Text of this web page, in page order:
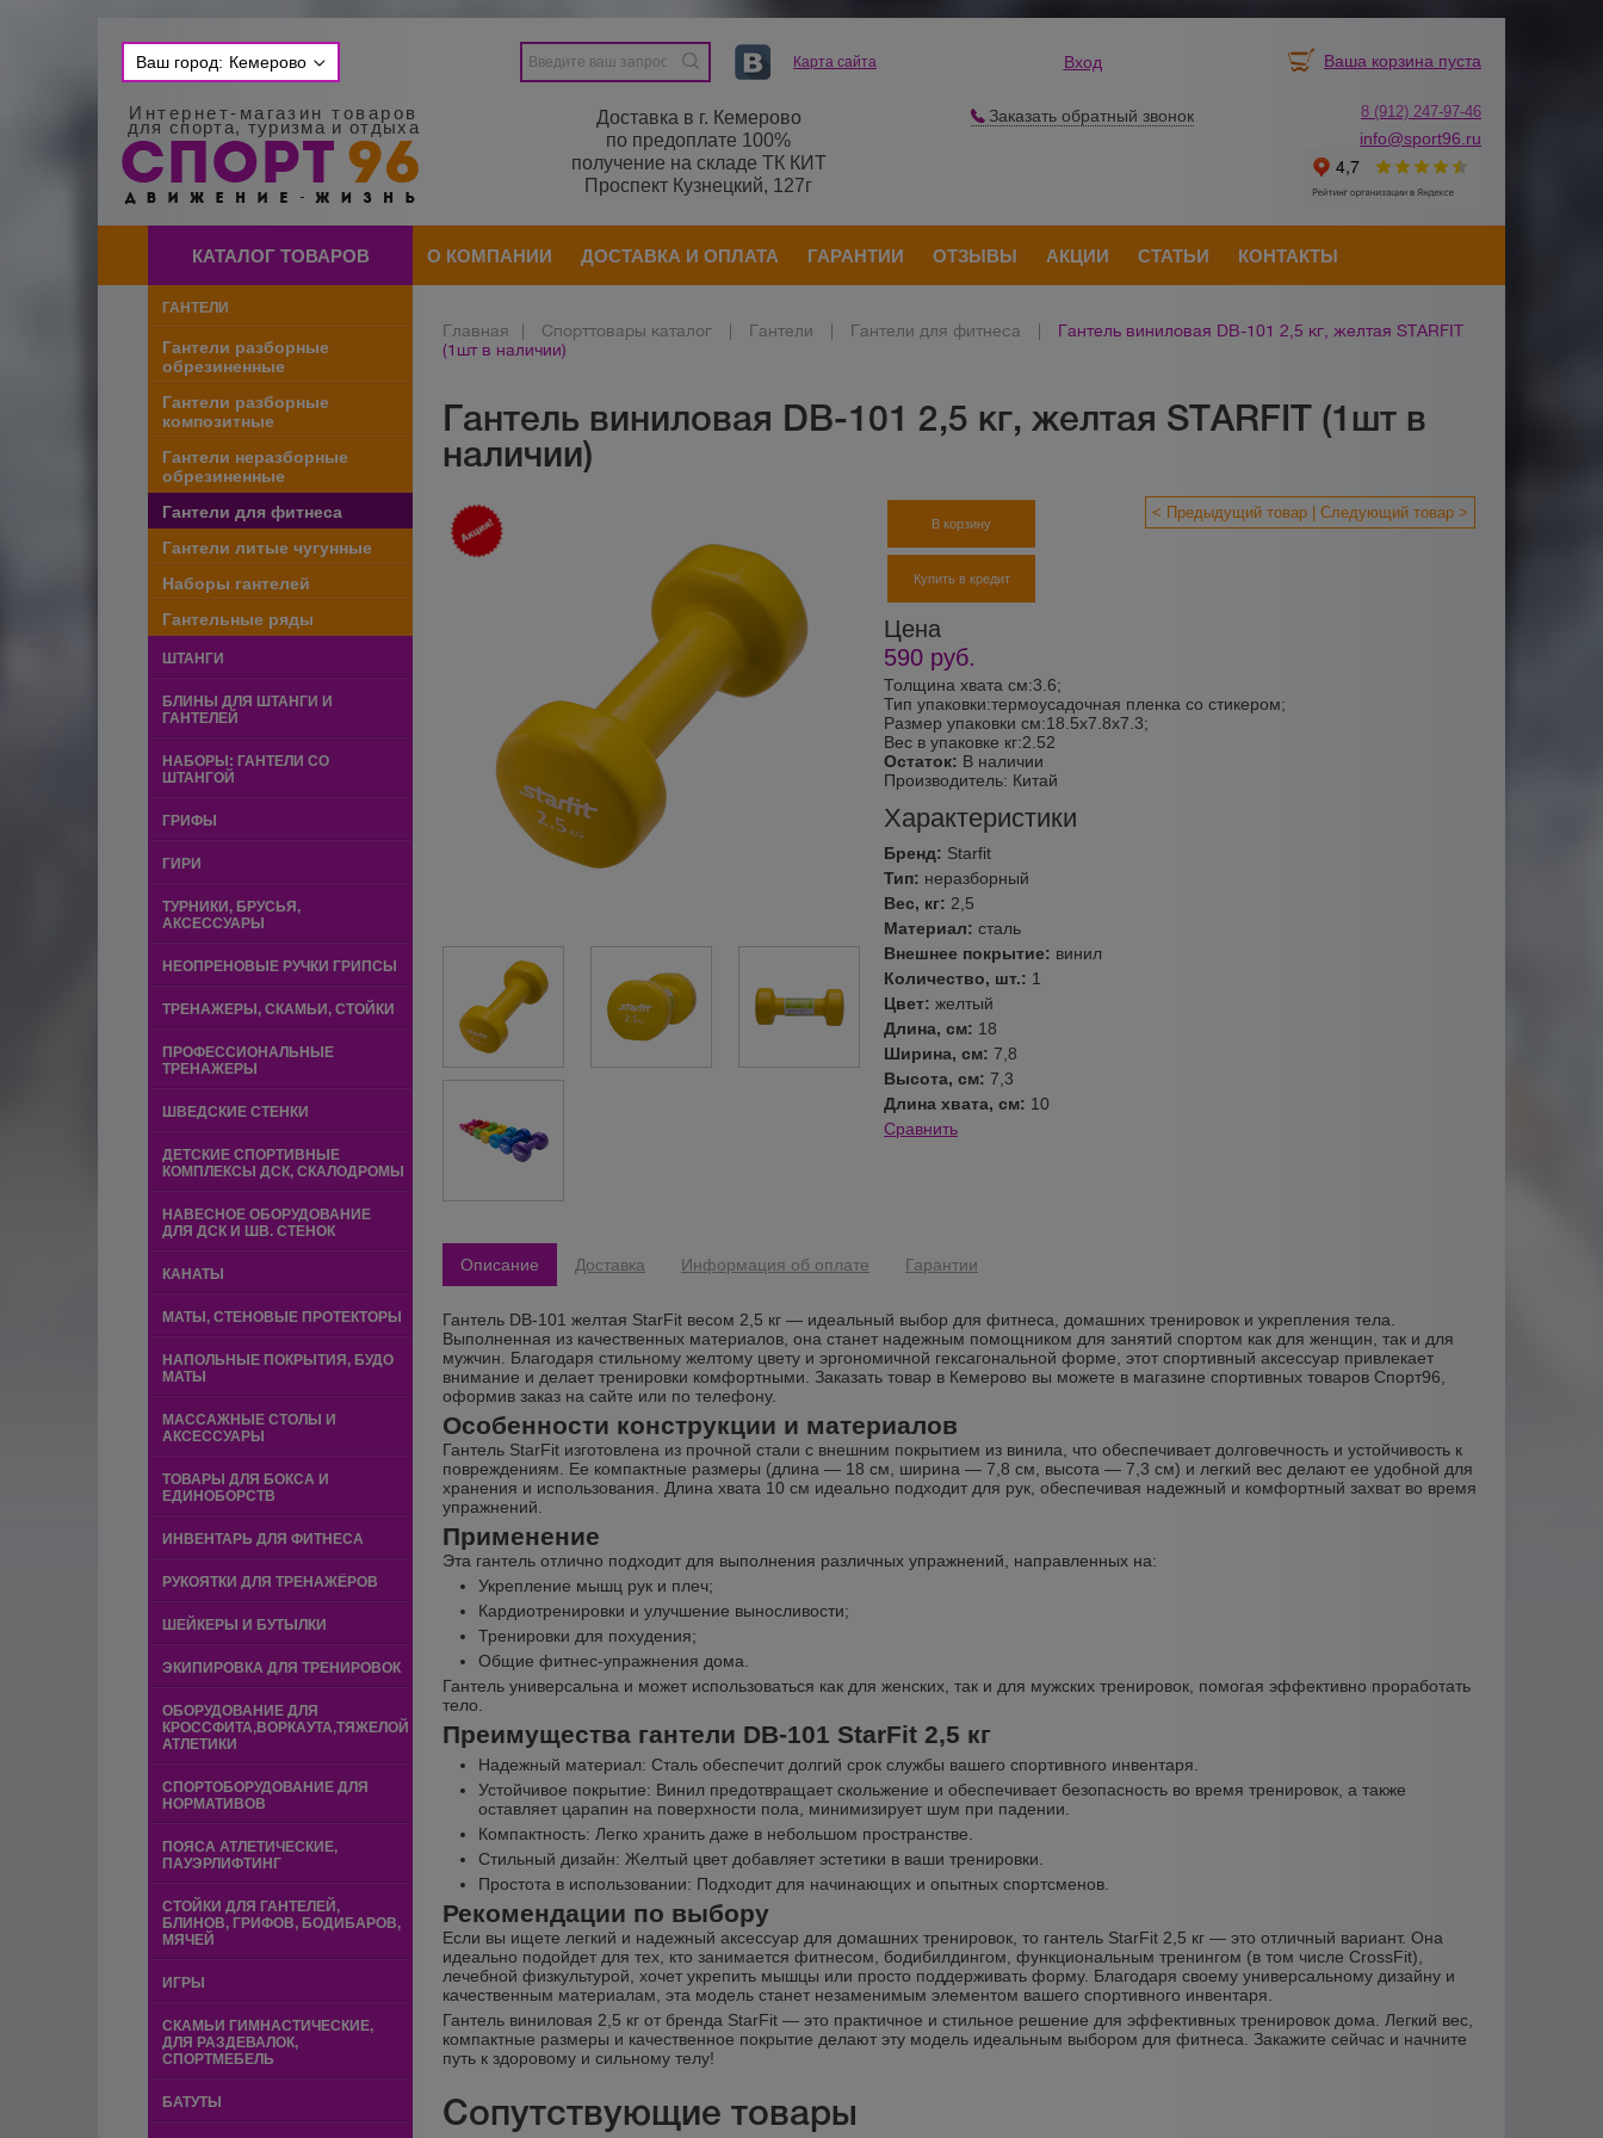
Ваш город: Кемерово
Интернет-магазин товаров
для спорта, туризма и отдыха
Карта сайта
Доставка в г. Кемерово
по предоплате 100%
получение на складе ТК КИТ
Проспект Кузнецкий, 127г
Вход
Заказать обратный звонок
Ваша корзина пуста
8 (912) 247-97-46
info@sport96.ru
КАТАЛОГ ТОВАРОВ О КОМПАНИИ ДОСТАВКА И ОПЛАТА ГАРАНТИИ ОТЗЫВЫ АКЦИИ СТАТЬИ КОНТАКТЫ
ГАНТЕЛИ
Гантели разборные
обрезиненные
Гантели разборные
композитные
Гантели неразборные
обрезиненные
Гантели для фитнеса
Гантели литые чугунные
Наборы гантелей
Гантельные ряды
ШТАНГИ
БЛИНЫ ДЛЯ ШТАНГИ И
ГАНТЕЛЕЙ
НАБОРЫ: ГАНТЕЛИ СО
ШТАНГОЙ
ГРИФЫ
ГИРИ
ТУРНИКИ, БРУСЬЯ,
АКСЕССУАРЫ
НЕОПРЕНОВЫЕ РУЧКИ ГРИПСЫ
ТРЕНАЖЕРЫ, СКАМЬИ, СТОЙКИ
ПРОФЕССИОНАЛЬНЫЕ
ТРЕНАЖЕРЫ
ШВЕДСКИЕ СТЕНКИ
ДЕТСКИЕ СПОРТИВНЫЕ
КОМПЛЕКСЫ ДСК, СКАЛОДРОМЫ
НАВЕСНОЕ ОБОРУДОВАНИЕ
ДЛЯ ДСК И ШВ. СТЕНОК
КАНАТЫ
МАТЫ, СТЕНОВЫЕ ПРОТЕКТОРЫ
НАПОЛЬНЫЕ ПОКРЫТИЯ, БУДО
МАТЫ
МАССАЖНЫЕ СТОЛЫ И
АКСЕССУАРЫ
ТОВАРЫ ДЛЯ БОКСА И
ЕДИНОБОРСТВ
ИНВЕНТАРЬ ДЛЯ ФИТНЕСА
РУКОЯТКИ ДЛЯ ТРЕНАЖЁРОВ
ШЕЙКЕРЫ И БУТЫЛКИ
ЭКИПИРОВКА ДЛЯ ТРЕНИРОВОК
ОБОРУДОВАНИЕ ДЛЯ
КРОССФИТА,ВОРКАУТА,ТЯЖЕЛОЙ
АТЛЕТИКИ
СПОРТОБОРУДОВАНИЕ ДЛЯ
НОРМАТИВОВ
ПОЯСА АТЛЕТИЧЕСКИЕ,
ПАУЭРЛИФТИНГ
СТОЙКИ ДЛЯ ГАНТЕЛЕЙ,
БЛИНОВ, ГРИФОВ, БОДИБАРОВ,
МЯЧЕЙ
ИГРЫ
СКАМЬИ ГИМНАСТИЧЕСКИЕ,
ДЛЯ РАЗДЕВАЛОК,
СПОРТМЕБЕЛЬ
БАТУТЫ
Главная Спорттовары каталог Гантели Гантели для фитнеса
Гантель виниловая DB-101 2,5 кг, желтая STARFIT
(1шт в наличии)
Гантель виниловая DB-101 2,5 кг, желтая STARFIT (1шт в
наличии)
< Предыдущий товар Следующий товар >
Толщина хвата см:3.6;
Тип упаковки:термоусадочная пленка со стикером;
Размер упаковки см:18.5х7.8х7.3;
Вес в упаковке кг:2.52
Остаток: В наличии
Производитель: Китай
Характеристики
Бренд: Starfit
Тип: неразборный
Вес, кг: 2,5
Материал: сталь
Внешнее покрытие: винил
Количество, шт.: 1
Цвет: желтый
Длина, см: 18
Ширина, см: 7,8
Высота, см: 7,3
Длина хвата, см: 10
Цена
590 руб.
В корзину
Купить в кредит
Сравнить
Описание Доставка Информация об оплате Гарантии
Гантель DB-101 желтая StarFit весом 2,5 кг — идеальный выбор для фитнеса, домашних тренировок и укрепления тела.
Выполненная из качественных материалов, она станет надежным помощником для занятий спортом как для женщин, так и для
мужчин. Благодаря стильному желтому цвету и эргономичной гексагональной форме, этот спортивный аксессуар привлекает
внимание и делает тренировки комфортными. Заказать товар в Кемерово вы можете в магазине спортивных товаров Спорт96,
оформив заказ на сайте или по телефону.
Особенности конструкции и материалов
Гантель StarFit изготовлена из прочной стали с внешним покрытием из винила, что обеспечивает долговечность и устойчивость к
повреждениям. Ее компактные размеры (длина — 18 см, ширина — 7,8 см, высота — 7,3 см) и легкий вес делают ее удобной для
хранения и использования. Длина хвата 10 см идеально подходит для рук, обеспечивая надежный и комфортный захват во время
упражнений.
Применение
Эта гантель отлично подходит для выполнения различных упражнений, направленных на:
Укрепление мышц рук и плеч;
Кардиотренировки и улучшение выносливости;
Тренировки для похудения;
Общие фитнес-упражнения дома.
Гантель универсальна и может использоваться как для женских, так и для мужских тренировок, помогая эффективно проработать
тело.
Преимущества гантели DB-101 StarFit 2,5 кг
Надежный материал: Сталь обеспечит долгий срок службы вашего спортивного инвентаря.
Устойчивое покрытие: Винил предотвращает скольжение и обеспечивает безопасность во время тренировок, а также
оставляет царапин на поверхности пола, минимизирует шум при падении.
Компактность: Легко хранить даже в небольшом пространстве.
Стильный дизайн: Желтый цвет добавляет эстетики в ваши тренировки.
Простота в использовании: Подходит для начинающих и опытных спортсменов.
Рекомендации по выбору
Если вы ищете легкий и надежный аксессуар для домашних тренировок, то гантель StarFit 2,5 кг — это отличный вариант. Она
идеально подойдет для тех, кто занимается фитнесом, бодибилдингом, функциональным тренингом (в том числе CrossFit),
лечебной физкультурой, хочет укрепить мышцы или просто поддерживать форму. Благодаря своему универсальному дизайну и
качественным материалам, эта модель станет незаменимым элементом вашего спортивного инвентаря.
Гантель виниловая 2,5 кг от бренда StarFit — это практичное и стильное решение для эффективных тренировок дома. Легкий вес,
компактные размеры и качественное покрытие делают эту модель идеальным выбором для фитнеса. Закажите сейчас и начните
путь к здоровому и сильному телу!
Сопутствующие товары